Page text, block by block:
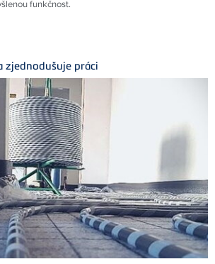
funkčnost.
zjednodušuje práci